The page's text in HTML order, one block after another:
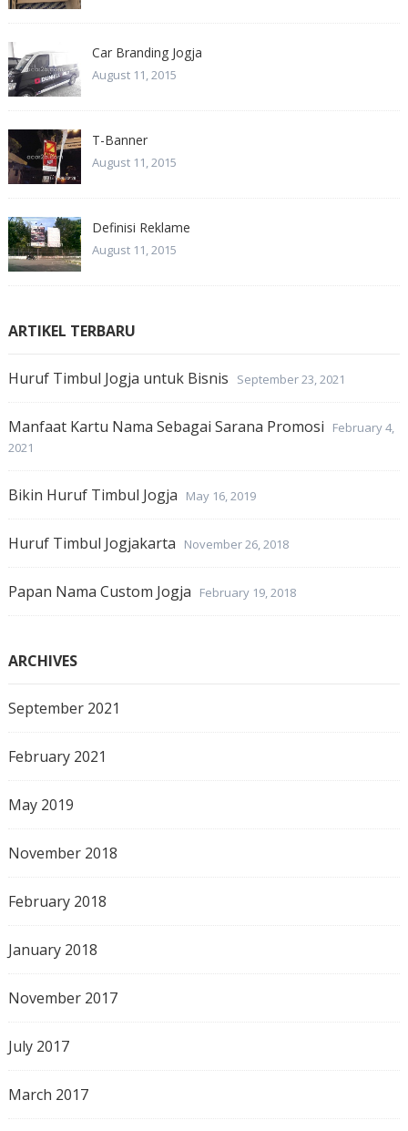
Car Branding Jogja
August 11, 2015
T-Banner
August 11, 2015
Definisi Reklame
August 11, 2015
ARTIKEL TERBARU
Huruf Timbul Jogja untuk Bisnis September 23, 2021
Manfaat Kartu Nama Sebagai Sarana Promosi
February 4,
2021
Bikin Huruf Timbul Jogja May 16, 2019
Huruf Timbul Jogjakarta November 26, 2018
Papan Nama Custom Jogja February 19, 2018
ARCHIVES
September 2021
February 2021
May 2019
November 2018
February 2018
January 2018
November 2017
July 2017
March 2017